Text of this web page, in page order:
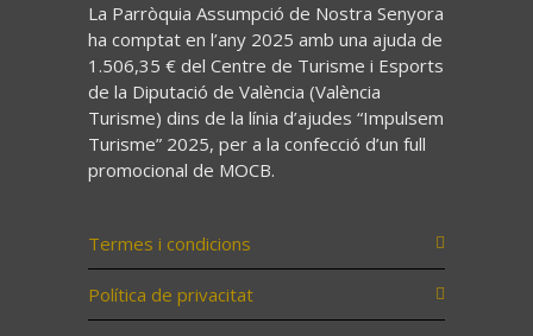
La Parròquia Assumpció de Nostra Senyora
ha comptat en l’any 2025 amb una ajuda de
1.506,35 € del Centre de Turisme i Esports
de la Diputació de València (València
Turisme) dins de la línia d’ajudes “Impulsem
Turisme” 2025, per a la confecció d’un full
promocional de MOCB.
Termes i condicions
Política de privacitat